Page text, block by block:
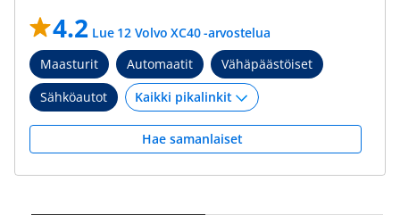
4.2 Lue 12 Volvo XC40 -arvostelua
Maasturit
Automaatit
Vähäpäästöiset
Sähköautot
Hae samanlaiset